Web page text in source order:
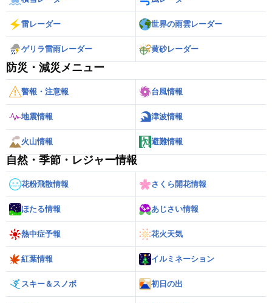
雷レーダー 世界の雨雲レーダー
ゲリラ雷雨レーダー 黄砂レーダー
防災・減災メニュー
警報・注意報 台風情報
地震情報 津波情報
火山情報 避難情報
自然・季節・レジャー情報
花粉飛散情報 さくら開花情報
ほたる情報 あじさい情報
熱中症予報 花火天気
紅葉情報 イルミネーション
スキー＆スノボ 初日の出